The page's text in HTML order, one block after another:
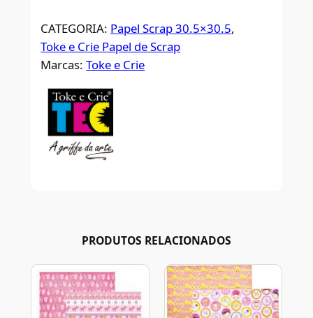
CATEGORIA: Papel Scrap 30.5×30.5
Toke e Crie Papel de Scrap
Marcas:Toke e Crie
PRODUTOS RELACIONADOS